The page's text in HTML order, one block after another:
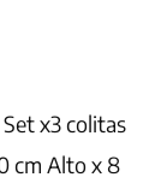
x3 colitas
cm Alto x 8